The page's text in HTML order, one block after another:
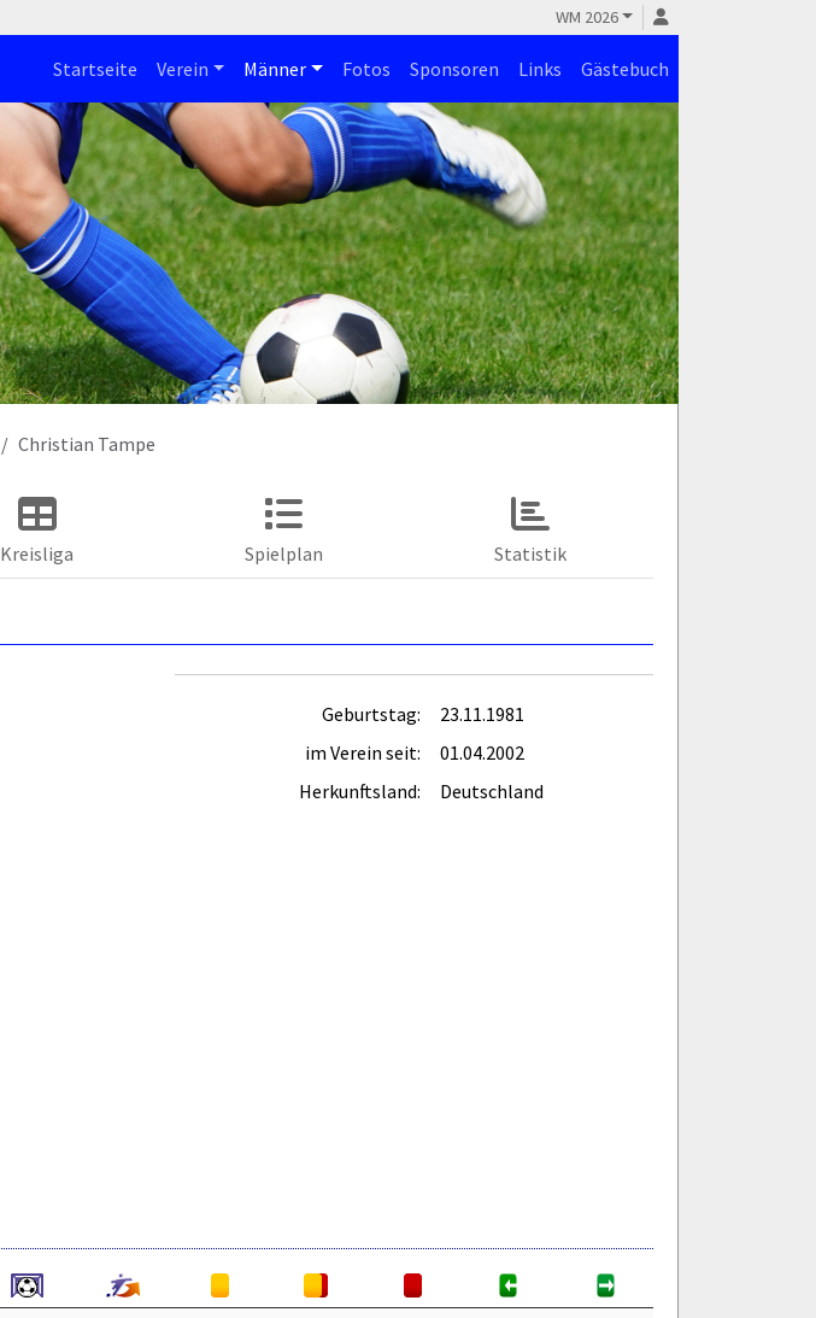
WM 2026
Startseite Verein Männer Fotos Sponsoren Links Gästebuch
Christian Tampe
Kreisliga Spielplan Statistik
Geburtstag:
23.11.1981
im Verein seit:
01.04.2002
Herkunftsland:
Deutschland